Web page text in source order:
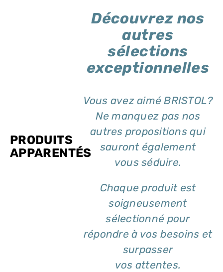
Découvrez nos
autres
sélections
exceptionnelles
Vous avez aimé BRISTOL?
Ne manquez pas nos
autres propositions qui
sauront également
vous séduire.
Chaque produit est
soigneusement
sélectionné pour
répondre à vos besoins et
surpasser
vos attentes.
PRODUITS
APPARENTÉS